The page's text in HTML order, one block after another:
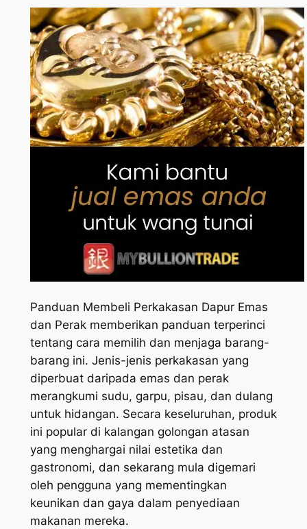
Panduan Membeli Perkakasan Dapur Emas
dan Perak memberikan panduan terperinci
tentang cara memilih dan menjaga barang-
barang ini. Jenis-jenis perkakasan yang
diperbuat daripada emas dan perak
merangkumi sudu, garpu, pisau, dan dulang
untuk hidangan. Secara keseluruhan, produk
ini popular di kalangan golongan atasan
yang menghargai nilai estetika dan
gastronomi, dan sekarang mula digemari
oleh pengguna yang mementingkan
keunikan dan gaya dalam penyediaan
makanan mereka.